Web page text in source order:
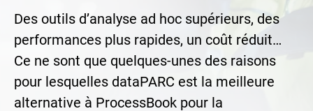
Des outils d’analyse ad hoc supérieurs, des
performances plus rapides, un coût réduit…
Ce ne sont que quelques-unes des raisons
pour lesquelles dataPARC est la meilleure
alternative à ProcessBook pour la